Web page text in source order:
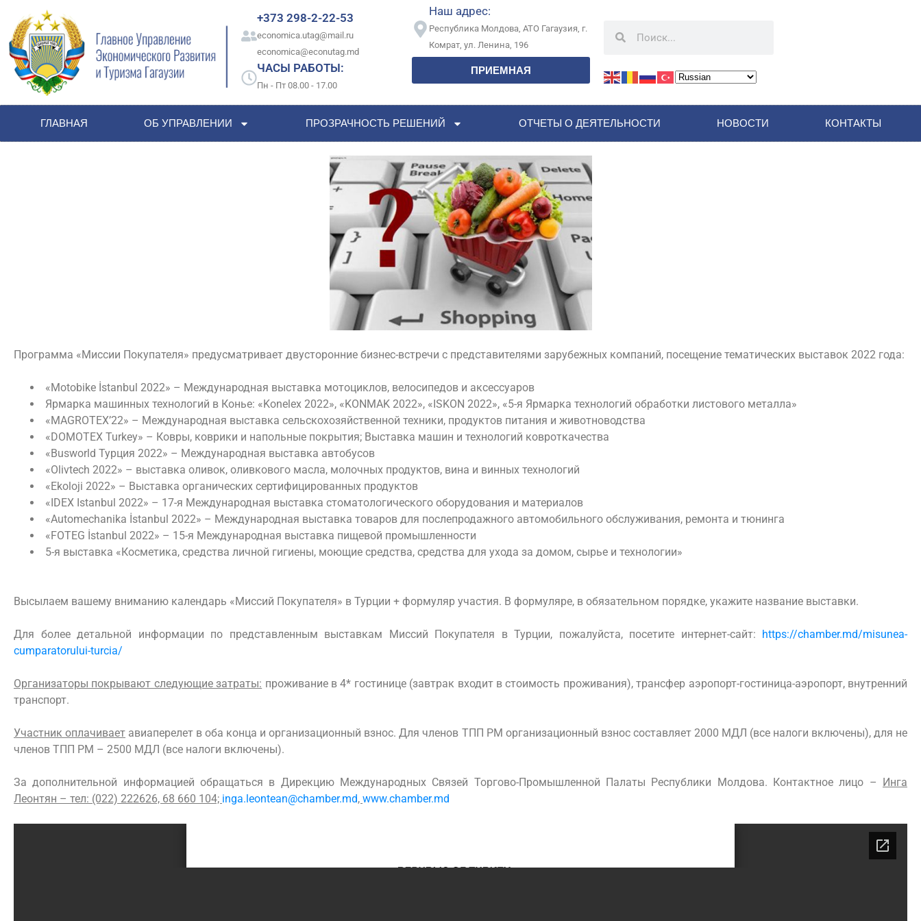
+373 298-2-22-53
economica.utag@mail.ru
economica@econutag.md
ЧАСЫ РАБОТЫ:
Пн - Пт 08.00 - 17.00
Наш адрес:
Республика Молдова, АТО Гагаузия, г.
Комрат, ул. Ленина, 196
ПРИЕМНАЯ
ГЛАВНАЯ ОБ УПРАВЛЕНИИ ПРОЗРАЧНОСТЬ РЕШЕНИЙ ОТЧЕТЫ О ДЕЯТЕЛЬНОСТИ НОВОСТИ КОНТАКТЫ
Программа «Миссии Покупателя» предусматривает двусторонние бизнес-встречи с представителями зарубежных компаний, посещение тематических выставок 2022 года:
«Motobike İstanbul 2022» – Международная выставка мотоциклов, велосипедов и аксессуаров
Ярмарка машинных технологий в Конье: «Konelex 2022», «KONMAK 2022», «ISKON 2022», «5-я Ярмарка технологий обработки листового металла»
«MAGROTEX’22» – Международная выставка сельскохозяйственной техники, продуктов питания и животноводства
«DOMOTEX Turkey» – Ковры, коврики и напольные покрытия; Выставка машин и технологий ковроткачества
«Busworld Турция 2022» – Международная выставка автобусов
«Olivtech 2022» – выставка оливок, оливкового масла, молочных продуктов, вина и винных технологий
«Ekoloji 2022» – Выставка органических сертифицированных продуктов
«IDEX Istanbul 2022» – 17-я Международная выставка стоматологического оборудования и материалов
«Automechanika İstanbul 2022» – Международная выставка товаров для послепродажного автомобильного обслуживания, ремонта и тюнинга
«FOTEG İstanbul 2022» – 15-я Международная выставка пищевой промышленности
5-я выставка «Косметика, средства личной гигиены, моющие средства, средства для ухода за домом, сырье и технологии»
Высылаем вашему вниманию календарь «Миссий Покупателя» в Турции + формуляр участия. В формуляре, в обязательном порядке, укажите название выставки.
Для более детальной информации по представленным выставкам Миссий Покупателя в Турции, пожалуйста, посетите интернет-сайт: https://chamber.md/misunea-
cumparatorului-turcia/
Организаторы покрывают следующие затраты: проживание в 4* гостинице (завтрак входит в стоимость проживания), трансфер аэропорт-гостиница-аэропорт, внутренний
транспорт.
Участник оплачивает авиаперелет в оба конца и организационный взнос. Для членов ТПП РМ организационный взнос составляет 2000 МДЛ (все налоги включены), для не
членов ТПП РМ – 2500 МДЛ (все налоги включены).
За дополнительной информацией обращаться в Дирекцию Международных Связей Торгово-Промышленной Палаты Республики Молдова. Контактное лицо –
Инга
Леонтян – тел: (022) 222626, 68 660 104; inga.leontean@chamber.md, www.chamber.md